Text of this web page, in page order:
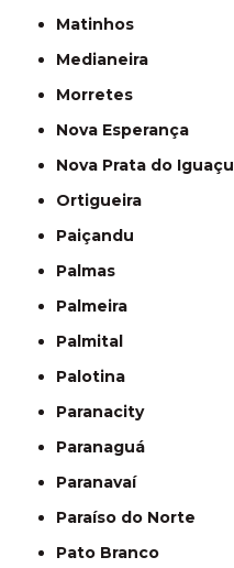
Matinhos
Medianeira
Morretes
Nova Esperança
Nova Prata do Iguaçu
Ortigueira
Paiçandu
Palmas
Palmeira
Palmital
Palotina
Paranacity
Paranaguá
Paranavaí
Paraíso do Norte
Pato Branco